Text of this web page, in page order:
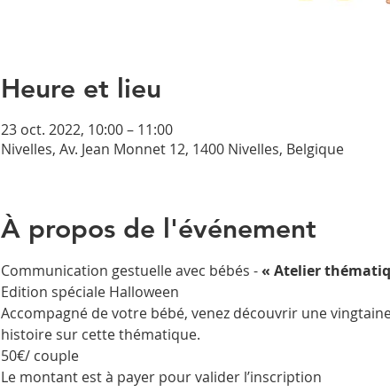
Heure et lieu
23 oct. 2022, 10:00 – 11:00
Nivelles, Av. Jean Monnet 12, 1400 Nivelles, Belgique
À propos de l'événement
Communication gestuelle avec bébés - « Atelier
Edition spéciale Halloween
Accompagné de votre bébé, venez découvrir une
histoire sur cette thématique.
50€/ couple
Le montant est à payer pour valider l’inscription